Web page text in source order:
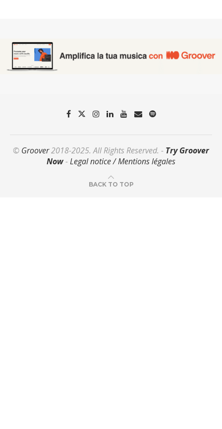
© Groover2018-2025. All Rights Reserved. - Try Groover
Now-Legal notice / Mentions légales
BACK TO TOP